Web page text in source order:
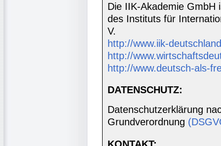
Die IIK-Akademie GmbH
des Instituts für
V.
http://www.iik-
http://
http://www.deutsch-als-
DATENSCHUTZ:
Datenschutzerklärung
Grundverordnung